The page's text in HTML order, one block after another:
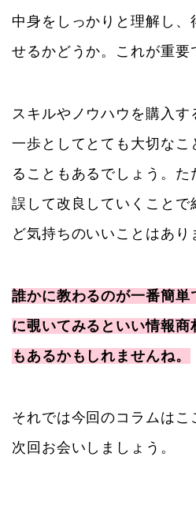
中身をしっかりと理解し、
せるかどうか。これが重要
スキルやノウハウを購入
一歩としてとても大切なこ
ることもあるでしょう。
誤して改良していくことで
ど気持ちのいいことはあり
誰かに教わるのが一番簡単
に覗いてみるといい情報商
もあるかもしれませんね。
それでは今回のコラムはこ
次回お会いしましょう。